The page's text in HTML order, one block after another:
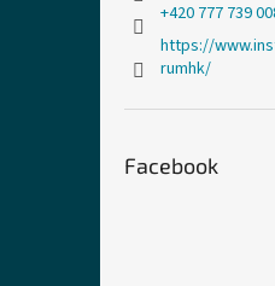
+420 777 739
https://
rumhk/
Facebook